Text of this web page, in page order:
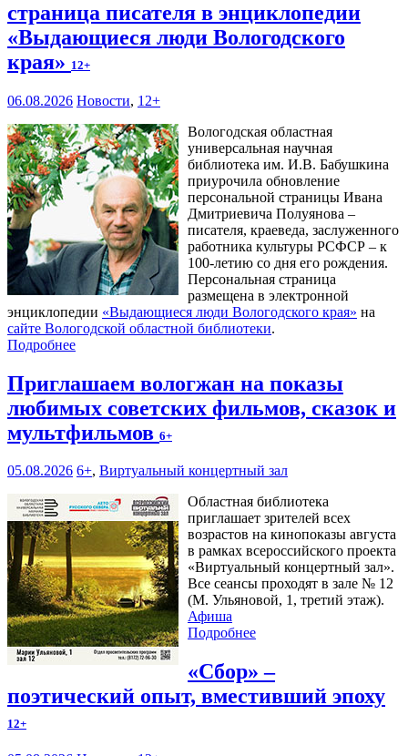
страница писателя в энциклопедии
«Выдающиеся люди Вологодского
края» 12+
06.08.2026 Новости, 12+
Вологодская областная
универсальная научная
библиотека им. И.В. Бабушкина
приурочила обновление
персональной страницы Ивана
Дмитриевича Полуянова –
писателя, краеведа, заслуженного
работника культуры РСФСР – к
100‑летию со дня его рождения.
Персональная страница
размещена в электронной
энциклопедии «Выдающиеся люди Вологодского края» на
сайте Вологодской областной библиотеки.
Подробнее
Приглашаем вологжан на показы
любимых советских фильмов, сказок и
мультфильмов 6+
05.08.2026 6+, Виртуальный концертный зал
Областная библиотека
приглашает зрителей всех
возрастов на кинопоказы августа
в рамках всероссийского проекта
«Виртуальный концертный зал».
Все сеансы проходят в зале № 12
(М. Ульяновой, 1, третий этаж).
Афиша
Подробнее
«Сбор» –
поэтический опыт, вместивший эпоху
12+